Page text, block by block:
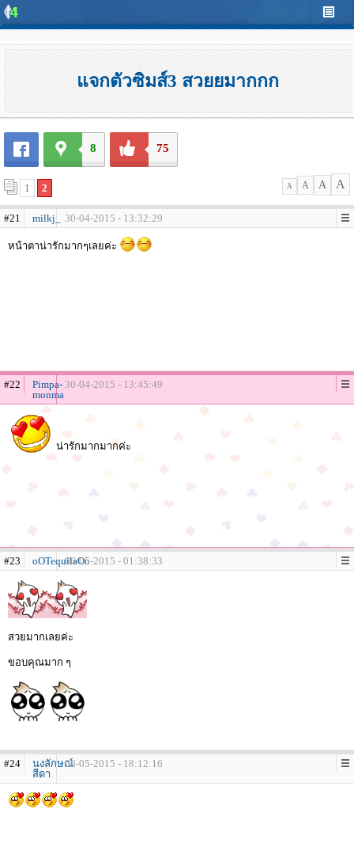
แจกตัวซิมส์3 สวยยมากกก
8 75
1 2 A A A A
#21 milkj_ 30-04-2015 - 13:32:29
หน้าตาน่ารักมากๆเลยค่ะ
#22
Pimpa-
monma
30-04-2015 - 13:45:49
น่ารักมากมากค่ะ
#23 oOTequilaOo06-05-2015 - 01:38:33
สวยมากเลยค่ะ
ขอบคุณมาก ๆ
#24
นงลักษณ์
สีดา
06-05-2015 - 18:12:16